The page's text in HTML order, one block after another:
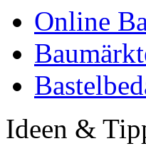
Online
Ideen &